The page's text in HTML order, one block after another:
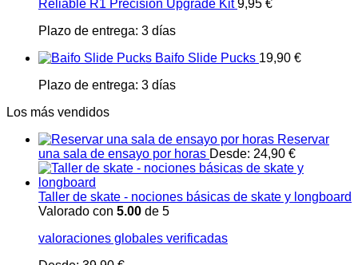
Reliable R1 Precision Upgrade Kit 9,95 €
Plazo de entrega: 3 días
Baifo Slide Pucks 19,90 €
Plazo de entrega: 3 días
Los más vendidos
Reservar
una sala de ensayo por horas Desde: 24,90 €
Taller de skate - nociones básicas de skate y longboard
Valorado con 5.00 de 5
valoraciones globales verificadas